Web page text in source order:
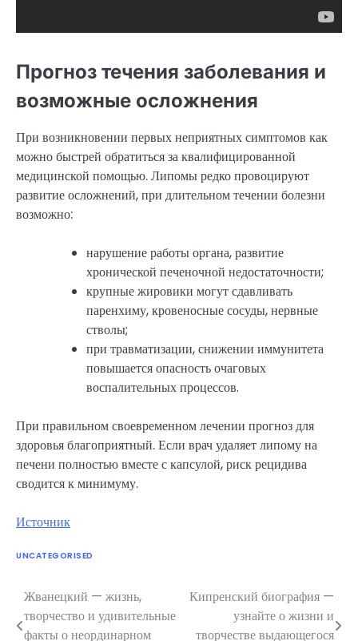
Прогноз течения заболевания и
возможные осложнения
При возникновении первых неприятных симптомов как
можно быстрей обратиться за квалифицированной
медицинской помощью. Липомы редко провоцируют
развитие осложнений, при длительном течении болезни
возможно:
нарушение работы органа, развитие
хронической печеночной недостаточности;
крупные жировики могут сдавливать
паренхиму, кровеносные сосуды, нервные
стволы;
при травматизации, снижении иммунитета
повышается опасность очаговых
воспалительных процессов.
При правильном своевременном лечении прогноз для
здоровья благоприятный. Если врач удаляет липому на
печени полностью вместе с капсулой, риск рецидива
сводится к минимуму.
Источник
UNCATEGORISED
Навигация
по
Жванецкий — жизнь,
творчество и удивительные
факты о неординарном
Кипренский биография —
узнайте о жизни и
творчестве выдающегося